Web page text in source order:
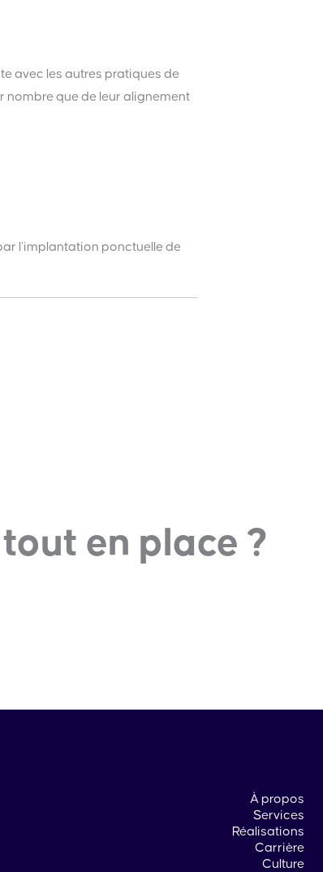
avec les autres pratiques de
nombre que de leur alignement
l’implantation ponctuelle de
en place ?
À propos
Services
Réalisations
Carrière
Culture